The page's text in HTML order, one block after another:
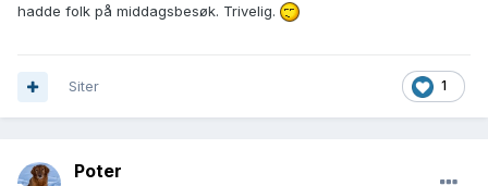
hadde folk på middagsbesøk. Trivelig.
1
Siter
Poter